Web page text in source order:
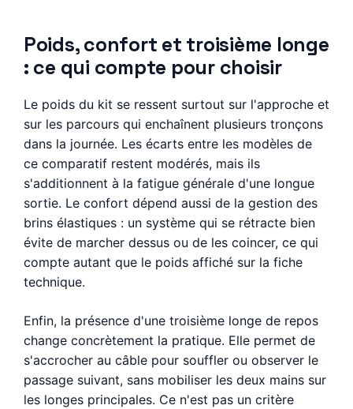
Poids, confort et troisième longe
: ce qui compte pour choisir
Le poids du kit se ressent surtout sur l'approche et
sur les parcours qui enchaînent plusieurs tronçons
dans la journée. Les écarts entre les modèles de
ce comparatif restent modérés, mais ils
s'additionnent à la fatigue générale d'une longue
sortie. Le confort dépend aussi de la gestion des
brins élastiques : un système qui se rétracte bien
évite de marcher dessus ou de les coincer, ce qui
compte autant que le poids affiché sur la fiche
technique.
Enfin, la présence d'une troisième longe de repos
change concrètement la pratique. Elle permet de
s'accrocher au câble pour souffler ou observer le
passage suivant, sans mobiliser les deux mains sur
les longes principales. Ce n'est pas un critère